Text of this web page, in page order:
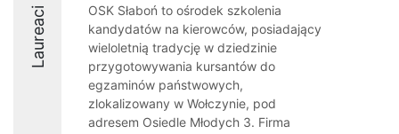
Laureaci
OSK Słaboń to ośrodek szkolenia
kandydatów na kierowców, posiadający
wieloletnią tradycję w dziedzinie
przygotowywania kursantów do
egzaminów państwowych,
zlokalizowany w Wołczynie, pod
adresem Osiedle Młodych 3. Firma